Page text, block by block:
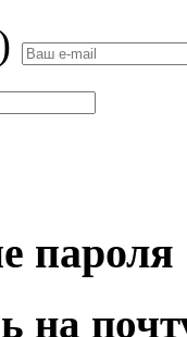
пароля
на